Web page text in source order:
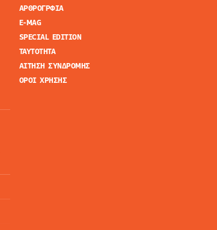
ΑΡΘΡΟΓΡΦΙΑ
E-MAG
SPECIAL EDITION
ΤΑΥΤΟΤΗΤΑ
ΑΙΤΗΣΗ ΣΥΝΔΡΟΜΗΣ
ΟΡΟΙ ΧΡΗΣΗΣ